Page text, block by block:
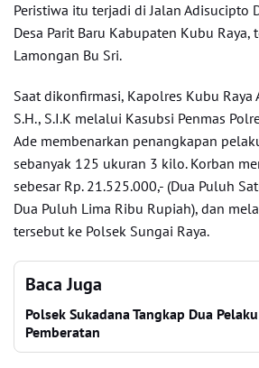
Peristiwa itu terjadi di Jalan Adisucipto
Desa Parit Baru Kabupaten Kubu Raya,
Lamongan Bu Sri.
Saat dikonfirmasi, Kapolres Kubu Raya
S.H., S.I.K melalui Kasubsi Penmas
Ade membenarkan penangkapan
sebanyak 125 ukuran 3 kilo. Korban
sebesar Rp. 21.525.000,- (Dua Puluh
Dua Puluh Lima Ribu Rupiah), dan
tersebut ke Polsek Sungai Raya.
Baca Juga
Polsek Sukadana Tangkap Dua
Pemberatan